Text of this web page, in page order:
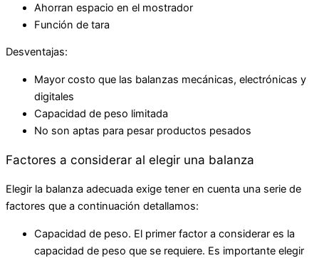
Ahorran espacio en el mostrador
Función de tara
Desventajas:
Mayor costo que las balanzas mecánicas, electrónicas y
digitales
Capacidad de peso limitada
No son aptas para pesar productos pesados
Factores a considerar al elegir una balanza
Elegir la balanza adecuada exige tener en cuenta una serie de
factores que a continuación detallamos:
Capacidad de peso. El primer factor a considerar es la
capacidad de peso que se requiere. Es importante elegir